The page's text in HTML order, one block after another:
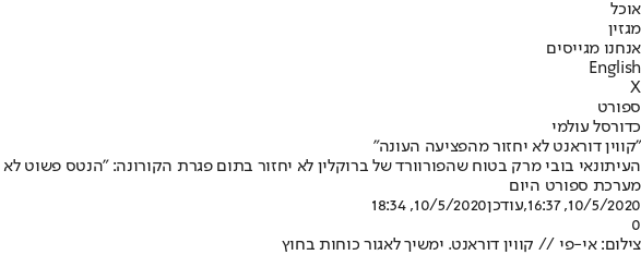
אוכל
מגזין
אנחנו מגייסים
English
X
ספורט
כדורסל עולמי
"קווין דוראנט לא יחזור מהפציעה העונה"
העיתונאי בובי מרק בטוח שהפורוורד של ברוקלין לא יחזור בתום פגרת הקורונה: "הנטס פשוט
מערכת ספורט היום
10/5/2020, 16:37
,עודכן10/5/2020, 18:34
0
צילום: אי-פי // קווין דוראנט. ימשיך לאגור כוחות בחוץ